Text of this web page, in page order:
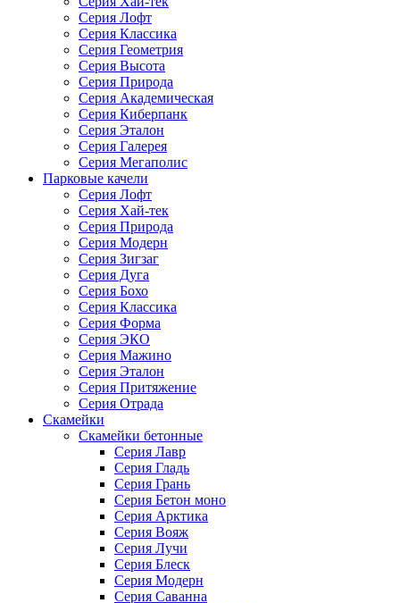
Серия Лофт
Серия Классика
Серия Геометрия
Серия Высота
Серия Природа
Серия Академическая
Серия Киберпанк
Серия Эталон
Серия Галерея
Серия Мегаполис
Парковые качели
Серия Лофт
Серия Хай-тек
Серия Природа
Серия Модерн
Серия Зигзаг
Серия Дуга
Серия Бохо
Серия Классика
Серия Форма
Серия ЭКО
Серия Мажино
Серия Эталон
Серия Притяжение
Серия Отрада
Скамейки
Скамейки бетонные
Серия Лавр
Серия Гладь
Серия Грань
Серия Бетон моно
Серия Арктика
Серия Вояж
Серия Лучи
Серия Блеск
Серия Модерн
Серия Саванна